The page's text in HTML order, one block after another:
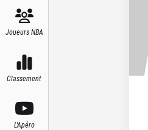
Joueurs NBA
Classement
L'Apéro